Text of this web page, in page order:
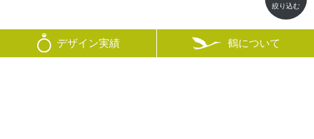
デザイン実績 鶴について
絞り込む